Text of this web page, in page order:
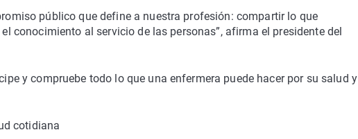
público que define a nuestra profesión: compartir lo que
conocimiento al servicio de las personas”, afirma el presidente del
y compruebe todo lo que una enfermera puede hacer por su salud y
cotidiana